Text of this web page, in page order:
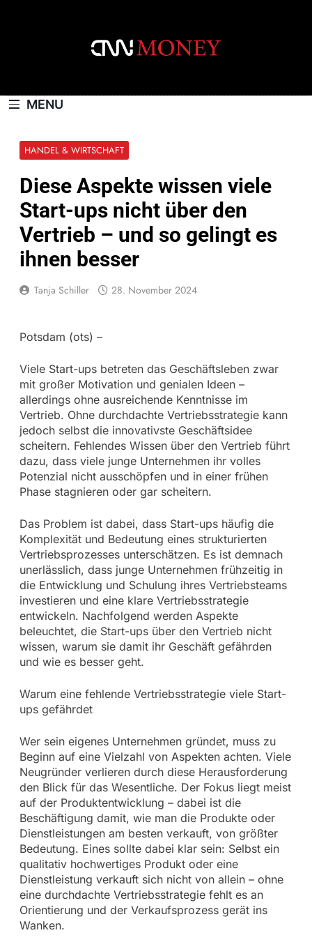
MENU
HANDEL & WIRTSCHAFT
Diese Aspekte wissen viele
Start-ups nicht über den
Vertrieb – und so gelingt es
ihnen besser
Tanja Schiller 28. November 2024
Potsdam (ots) –
Viele Start-ups betreten das Geschäftsleben zwar
mit großer Motivation und genialen Ideen –
allerdings ohne ausreichende Kenntnisse im
Vertrieb. Ohne durchdachte Vertriebsstrategie kann
jedoch selbst die innovativste Geschäftsidee
scheitern. Fehlendes Wissen über den Vertrieb führt
dazu, dass viele junge Unternehmen ihr volles
Potenzial nicht ausschöpfen und in einer frühen
Phase stagnieren oder gar scheitern.
Das Problem ist dabei, dass Start-ups häufig die
Komplexität und Bedeutung eines strukturierten
Vertriebsprozesses unterschätzen. Es ist demnach
unerlässlich, dass junge Unternehmen frühzeitig in
die Entwicklung und Schulung ihres Vertriebsteams
investieren und eine klare Vertriebsstrategie
entwickeln. Nachfolgend werden Aspekte
beleuchtet, die Start-ups über den Vertrieb nicht
wissen, warum sie damit ihr Geschäft gefährden
und wie es besser geht.
Warum eine fehlende Vertriebsstrategie viele Start-
ups gefährdet
Wer sein eigenes Unternehmen gründet, muss zu
Beginn auf eine Vielzahl von Aspekten achten. Viele
Neugründer verlieren durch diese Herausforderung
den Blick für das Wesentliche. Der Fokus liegt meist
auf der Produktentwicklung – dabei ist die
Beschäftigung damit, wie man die Produkte oder
Dienstleistungen am besten verkauft, von größter
Bedeutung. Eines sollte dabei klar sein: Selbst ein
qualitativ hochwertiges Produkt oder eine
Dienstleistung verkauft sich nicht von allein – ohne
eine durchdachte Vertriebsstrategie fehlt es an
Orientierung und der Verkaufsprozess gerät ins
Wanken.